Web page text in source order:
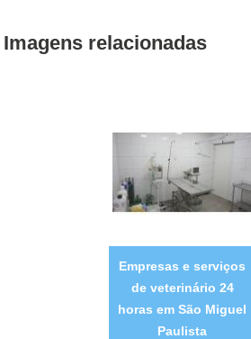
Imagens relacionadas
Empresas e serviços
de veterinário 24
horas em São Miguel
Paulista